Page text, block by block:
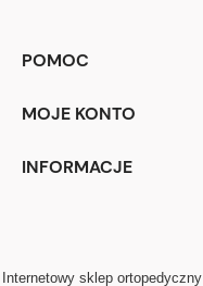
POMOC
MOJE KONTO
INFORMACJE
Internetowy sklep ortopedyczny